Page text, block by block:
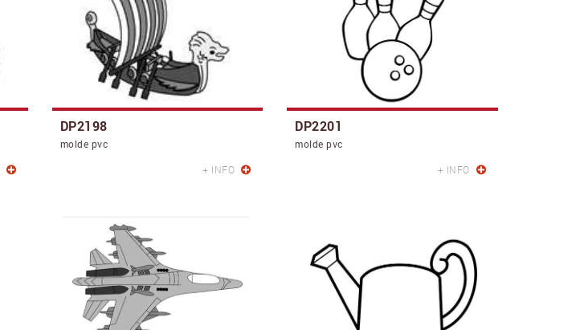
DP2198
molde pvc
+ INFO
DP2201
molde pvc
+ INFO